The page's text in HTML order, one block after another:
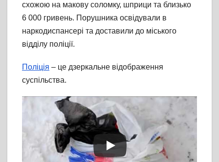
схожою на макову соломку, шприци та близько
6 000 гривень. Порушника освідували в
наркодиспансері та доставили до міського
відділу поліції.
Поліція – це дзеркальне відображення
суспільства.